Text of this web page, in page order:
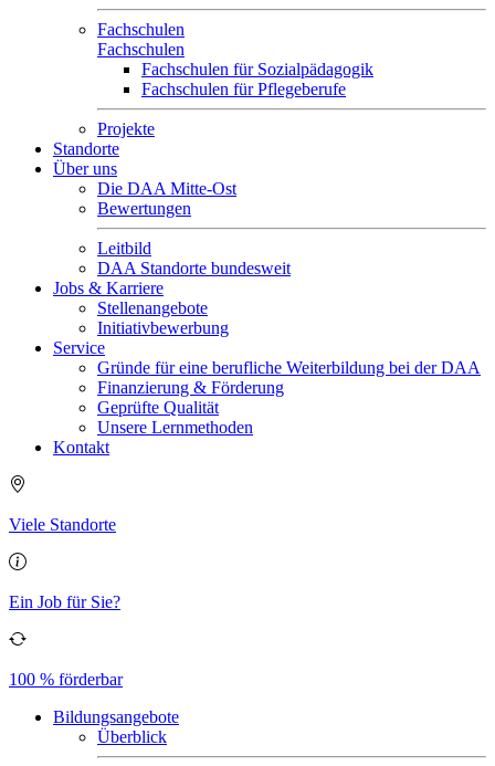
Fachschulen
Fachschulen
Fachschulen für Sozialpädagogik
Fachschulen für Pflegeberufe
Projekte
Standorte
Über uns
Die DAA Mitte-Ost
Bewertungen
Leitbild
DAA Standorte bundesweit
Jobs & Karriere
Stellenangebote
Initiativbewerbung
Service
Gründe für eine berufliche Weiterbildung bei der DAA
Finanzierung & Förderung
Geprüfte Qualität
Unsere Lernmethoden
Kontakt
Viele Standorte
Ein Job für Sie?
100 % förderbar
Bildungsangebote
Überblick